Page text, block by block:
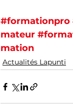
#formationpro
mateur
mation
Actualités Lapunti